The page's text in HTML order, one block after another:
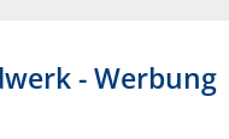
- Werbung